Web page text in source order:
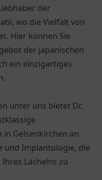
der
, wo die Vielfalt von
Hier können Sie
der japanischen
ein einzigartiges
unter uns bietet Dr.
Gelsenkirchen an.
und Implantologie, die
Lächelns zu